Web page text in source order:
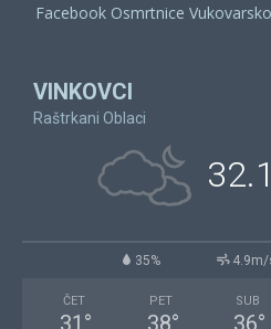
Facebook Osmrtnice
VINKOVCI
Raštrkani Oblaci
32.1
35% 4.9m/
ČET
31 °
PET
38°
SUB
36°